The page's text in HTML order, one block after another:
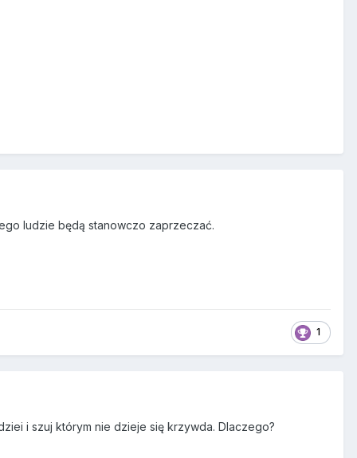
ludzie będą stanowczo zaprzeczać.
1
i szuj którym nie dzieje się krzywda. Dlaczego?